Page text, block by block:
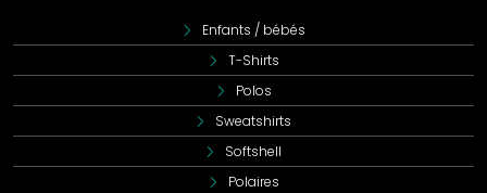
Enfants / bébés
T-Shirts
Polos
Sweatshirts
Softshell
Polaires